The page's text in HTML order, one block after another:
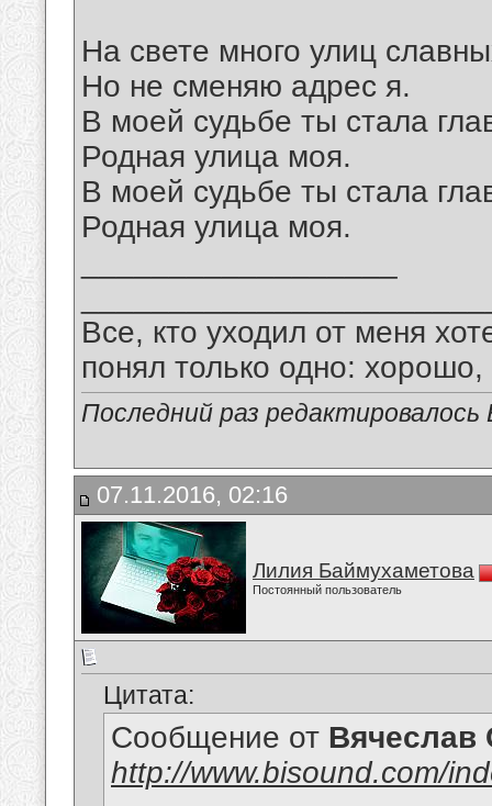
На свете много улиц
Но не сменяю адрес я.
В моей судьбе ты стала
Родная улица моя.
В моей судьбе ты стала
Родная улица моя.
Все, кто уходил от меня
понял только одно:
Последний раз
07.11.2016, 02:16
Лилия Баймухаметова
Постоянный пользователь
Цитата:
Сообщение от Вячеслав
http://www.bisound.com/